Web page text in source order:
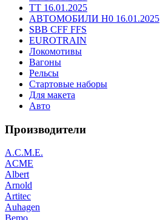
TT 16.01.2025
АВТОМОБИЛИ H0 16.01.2025
SBB CFF FFS
EUROTRAIN
Локомотивы
Вагоны
Рельсы
Стартовые наборы
Для макета
Авто
Производители
A.C.M.E.
ACME
Albert
Arnold
Artitec
Auhagen